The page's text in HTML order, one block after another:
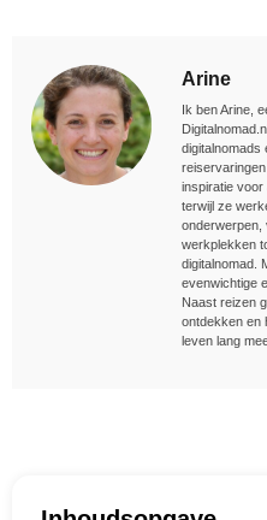
Arine
Ik ben Arine,
digitalnomads
inspiratie
terwijl ze
onderwerpen,
werkplekken
digitalnomad.
evenwichtige
Naast reizen
ontdekken en
leven lang